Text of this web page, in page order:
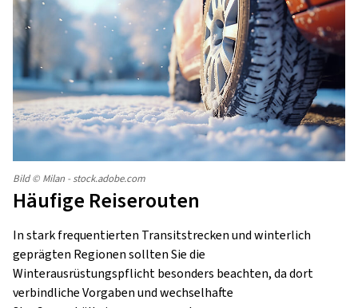
Bild © Milan - stock.adobe.com
Häufige Reiserouten
In stark frequentierten Transitstrecken und winterlich
geprägten Regionen sollten Sie die
Winterausrüstungspflicht besonders beachten, da dort
verbindliche Vorgaben und wechselhafte